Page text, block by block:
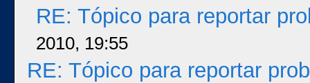
RE: Tópico para reportar
2010, 19:55
RE: Tópico para reportar